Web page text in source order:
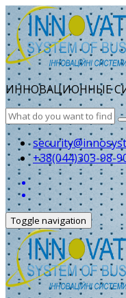
ИННОВАЦИОННЫЕ
+38(044)303-98-
Toggle navigation